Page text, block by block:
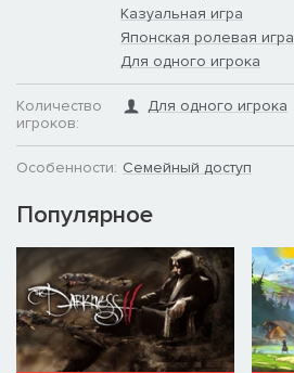
Казуальная игра
Японская ролевая игра
Для одного игрока
Количество
игроков:
Для одного игрока
Особенности: Семейный доступ
Популярное